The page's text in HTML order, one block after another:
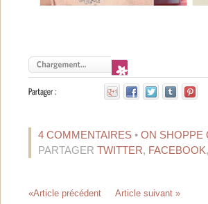
4 COMMENTAIRES • ON SHOPPE
PARTAGER TWITTER, FACEBOOK,
«Article précédent Article suivant »